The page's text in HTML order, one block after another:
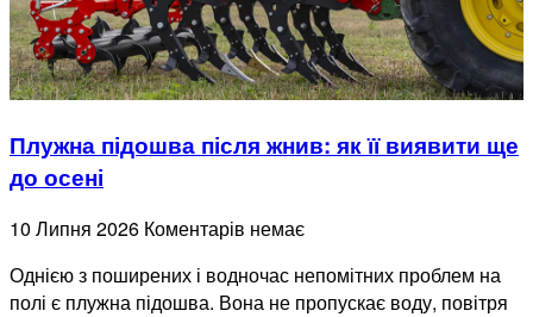
Плужна підошва після жнив: як її виявити ще
до осені
10 Липня 2026 Коментарів немає
Однією з поширених і водночас непомітних проблем на
полі є плужна підошва. Вона не пропускає воду, повітря